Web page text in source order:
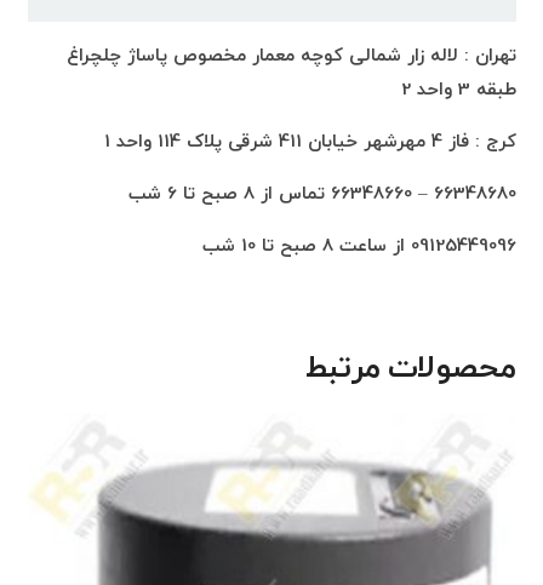
تهران : لاله زار شمالی کوچه معمار مخصوص پاساژ چلچراغ
طبقه 3 واحد 2
کرج : فاز 4 مهرشهر خیابان 411 شرقی پلاک 114 واحد 1
66348680 – 66348660 تماس از 8 صبح تا 6 شب
09125449096 از ساعت 8 صبح تا 10 شب
محصولات مرتبط